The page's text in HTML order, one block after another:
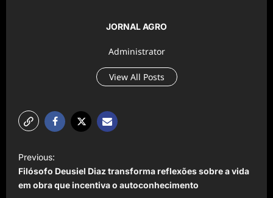
JORNAL AGRO
Administrator
View All Posts
P
o
s
Previous:
Filósofo Deusiel Diaz transforma reflexões sobre a vida
em obra que incentiva o autoconhecimento